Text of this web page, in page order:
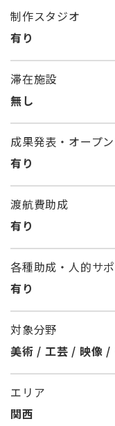
制作スタジオ
有り
滞在施設
無し
成果発表・オープ
有り
渡航費助成
有り
各種助成・人的サ
有り
対象分野
美術 / 工芸 / 映像 /
エリア
関西